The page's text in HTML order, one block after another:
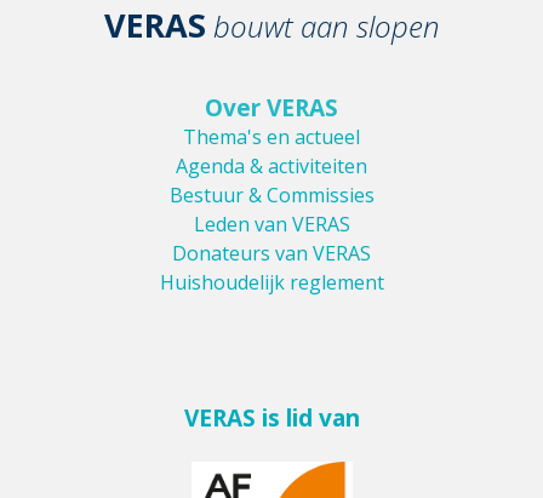
VERAS bouwt aan slopen
Over VERAS
Thema's en actueel
Agenda & activiteiten
Bestuur & Commissies
Leden van VERAS
Donateurs van VERAS
Huishoudelijk reglement
VERAS is lid van